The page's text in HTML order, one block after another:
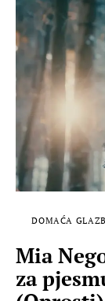
FILM
DOMAĆA
Mia
za